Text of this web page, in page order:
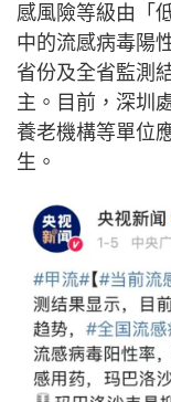
感風險等級由「
中的流感病毒陽
省份及全省監測
主。目前，深圳
養老機構等單位
生。